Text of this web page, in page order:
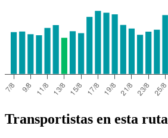
Transportistas en esta ruta